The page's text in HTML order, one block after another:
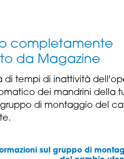
completamente
da Magazine
di tempi di inattività
dei mandrini della
di montaggio del
sul gruppo di